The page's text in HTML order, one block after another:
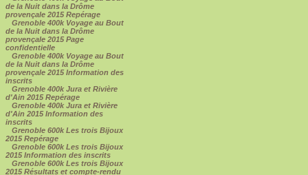
de la Nuit dans la Drôme
provençale 2015 Repérage
Grenoble 400k Voyage au Bout
de la Nuit dans la Drôme
provençale 2015 Page
confidentielle
Grenoble 400k Voyage au Bout
de la Nuit dans la Drôme
provençale 2015 Information des
inscrits
Grenoble 400k Jura et Rivière
d'Ain 2015 Repérage
Grenoble 400k Jura et Rivière
d'Ain 2015 Information des
inscrits
Grenoble 600k Les trois Bijoux
2015 Repérage
Grenoble 600k Les trois Bijoux
2015 Information des inscrits
Grenoble 600k Les trois Bijoux
2015 Résultats et compte-rendu